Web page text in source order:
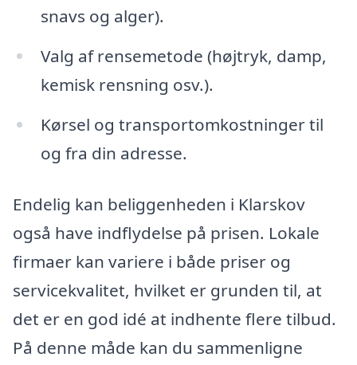
snavs og alger).
Valg af rensemetode (højtryk, damp,
kemisk rensning osv.).
Kørsel og transportomkostninger til
og fra din adresse.
Endelig kan beliggenheden i Klarskov
også have indflydelse på prisen. Lokale
firmaer kan variere i både priser og
servicekvalitet, hvilket er grunden til, at
det er en god idé at indhente flere tilbud.
På denne måde kan du sammenligne